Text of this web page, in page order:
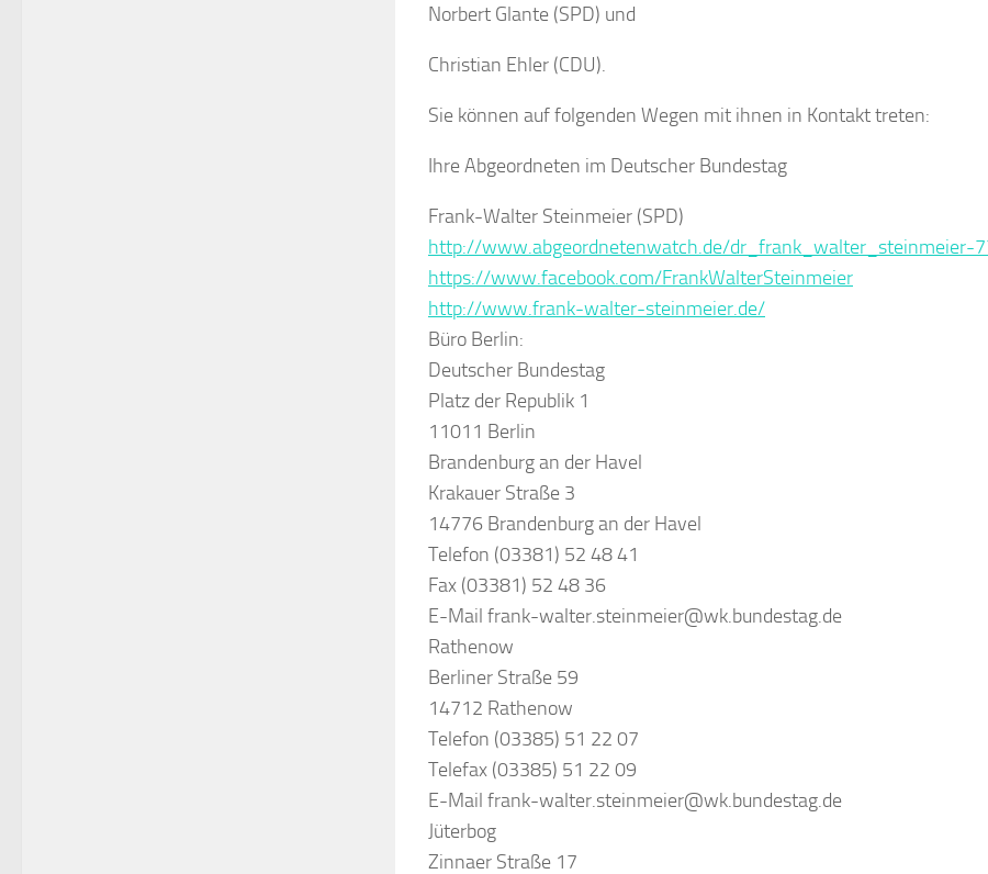
Norbert Glante (SPD) und
Christian Ehler (CDU).
Sie können auf folgenden Wegen mit ihnen in Kontakt treten:
Ihre Abgeordneten im Deutscher Bundestag
Frank-Walter Steinmeier (SPD)
http://www.abgeordnetenwatch.de/dr_frank_walter_steinmeier-
https://www.facebook.com/FrankWalterSteinmeier
http://www.frank-walter-steinmeier.de/
Büro Berlin:
Deutscher Bundestag
Platz der Republik 1
11011 Berlin
Brandenburg an der Havel
Krakauer Straße 3
14776 Brandenburg an der Havel
Telefon (03381) 52 48 41
Fax (03381) 52 48 36
E-Mail frank-walter.steinmeier@wk.bundestag.de
Rathenow
Berliner Straße 59
14712 Rathenow
Telefon (03385) 51 22 07
Telefax (03385) 51 22 09
E-Mail frank-walter.steinmeier@wk.bundestag.de
Jüterbog
Zinnaer Straße 17